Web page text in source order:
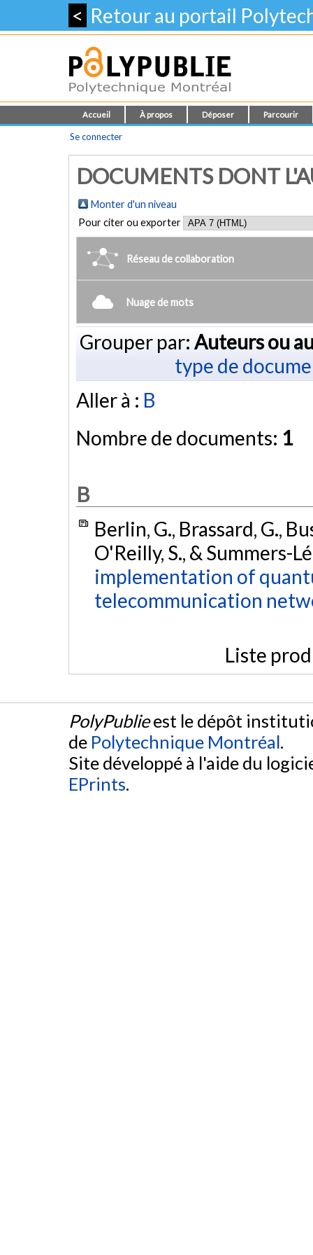
< Retour au portail
Accueil À propos Déposer Parcourir
Se connecter
DOCUMENTS DONT
Monter d'un niveau
Pour citer ou exporter
Réseau de collaboration
Nuage de mots
Grouper par: Auteurs ou
type de
Aller à : B
Nombre de documents: 1
B
Berlin, G., Brassard, G.,
O'Reilly, S., & Summers-
implementation of
telecommunication
Liste
PolyPublieest le dépôt
de Polytechnique Montréal.
Site développé à l'aide du
EPrints.